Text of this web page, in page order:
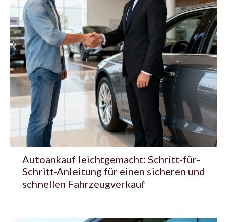
Autoankauf leichtgemacht: Schritt-für-
Schritt-Anleitung für einen sicheren und
schnellen Fahrzeugverkauf